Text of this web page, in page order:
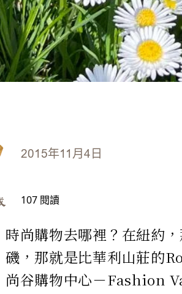
2015年11月4日
107 閱讀
時尚購物去哪裡？在紐約
磯，那就是比華利山莊的
尚谷購物中心－Fashion